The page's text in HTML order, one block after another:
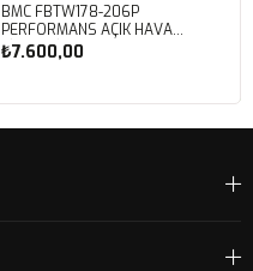
BMC FBTW178-206P
PERFORMANS AÇIK HAVA
FİLTRESİ
₺7.600,00